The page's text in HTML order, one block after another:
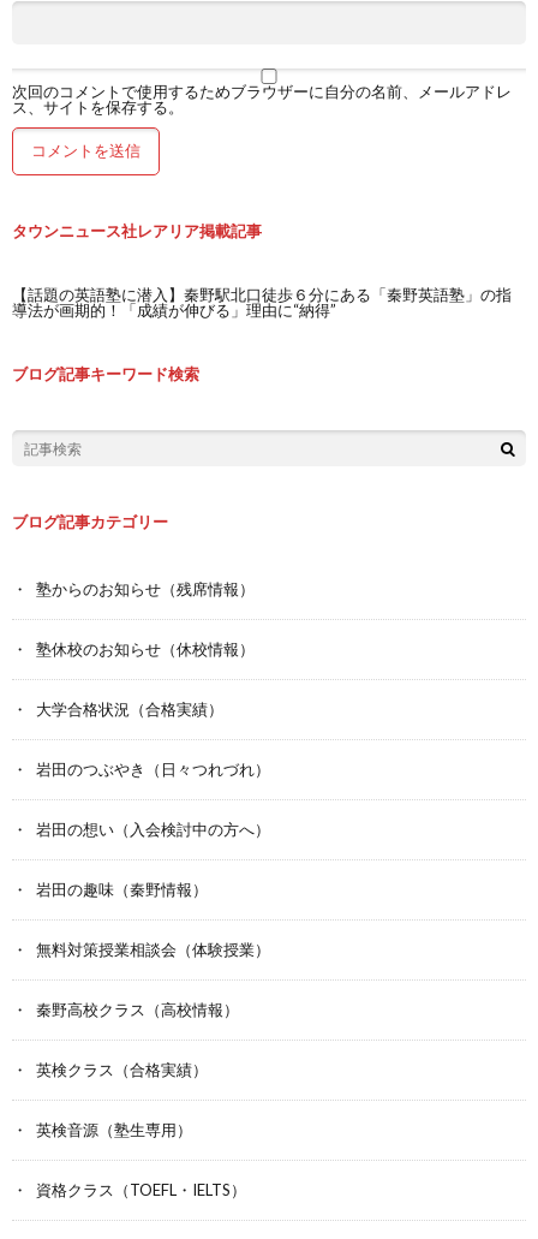
次回のコメントで使用するためブラウザーに自分の名前、メールアドレ
ス、サイトを保存する。
タウンニュース社レアリア掲載記事
【話題の英語塾に潜入】秦野駅北口徒歩６分にある「秦野英語塾」の指
導法が画期的！「成績が伸びる」理由に“納得”
ブログ記事キーワード検索
ブログ記事カテゴリー
塾からのお知らせ（残席情報）
塾休校のお知らせ（休校情報）
大学合格状況（合格実績）
岩田のつぶやき（日々つれづれ）
岩田の想い（入会検討中の方へ）
岩田の趣味（秦野情報）
無料対策授業相談会（体験授業）
秦野高校クラス（高校情報）
英検クラス（合格実績）
英検音源（塾生専用）
資格クラス（TOEFL・IELTS）